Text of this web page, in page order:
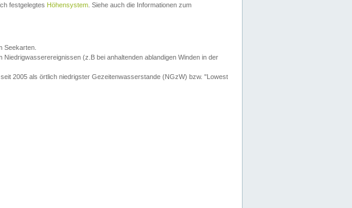
festgelegtes Höhensystem . Siehe auch die Informationen zum
Seekarten.
(z.B bei anhaltenden ablandigen Winden in der
2005 als örtlich niedrigster Gezeitenwasserstande (NGzW) bzw. "Lowest